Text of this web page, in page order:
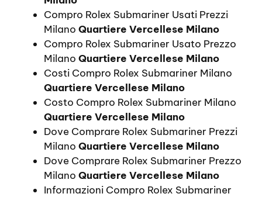
Compro Rolex Submariner Usati Prezzi
Milano Quartiere Vercellese Milano
Compro Rolex Submariner Usato Prezzo
Milano Quartiere Vercellese Milano
Costi Compro Rolex Submariner Milano
Quartiere Vercellese Milano
Costo Compro Rolex Submariner Milano
Quartiere Vercellese Milano
Dove Comprare Rolex Submariner Prezzi
Milano Quartiere Vercellese Milano
Dove Comprare Rolex Submariner Prezzo
Milano Quartiere Vercellese Milano
Informazioni Compro Rolex Submariner